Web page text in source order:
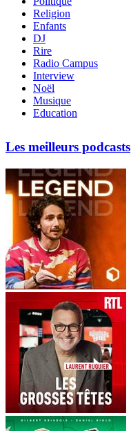
Religion
Enfants
DJ
Rire
Radio Campus
Interview
Noël
Musique
Education
Les meilleurs podcasts